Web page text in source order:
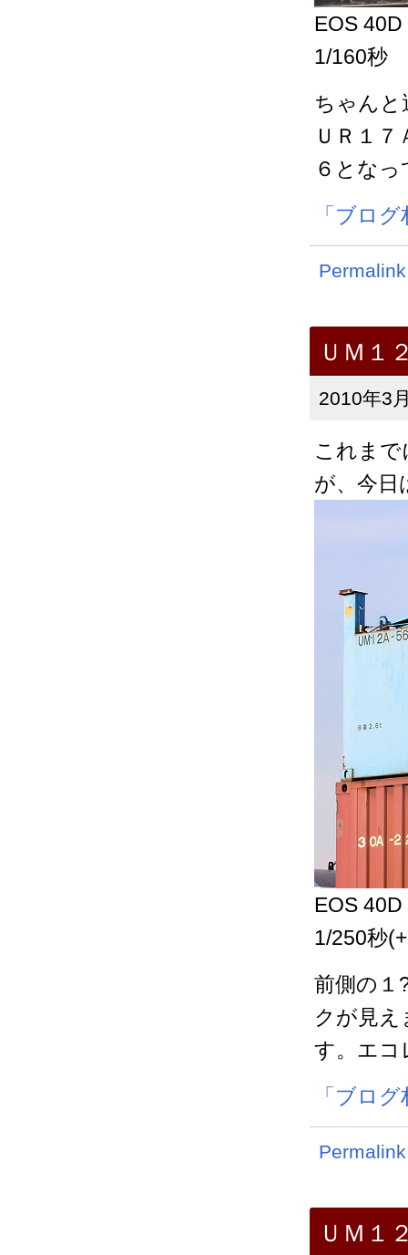
EOS
1/160秒
ちゃん
ＵＲ１
６とな
「ブロ
Permalink
ＵＭ１
2010年3
これまで
が、今日
EOS
1/250秒
前側の１
クが見
す。エコ
「ブロ
Permalink
ＵＭ１